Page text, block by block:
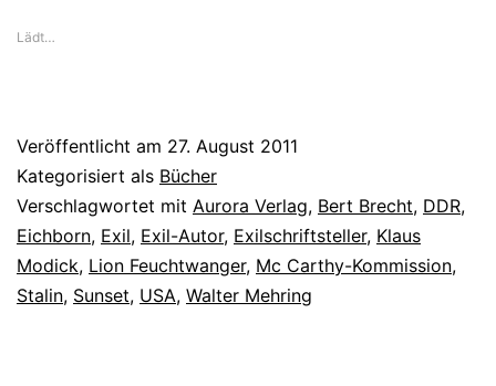
Lädt…
Veröffentlicht am 27. August 2011
Kategorisiert als Bücher
Verschlagwortet mit Aurora Verlag, Bert Brecht, DDR,
Eichborn, Exil, Exil-Autor, Exilschriftsteller, Klaus
Modick, Lion Feuchtwanger, Mc Carthy-Kommission,
Stalin, Sunset, USA, Walter Mehring